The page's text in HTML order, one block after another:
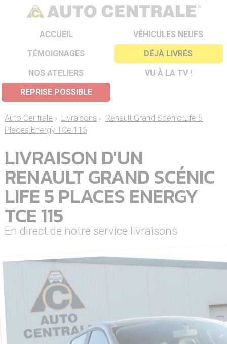
ACCUEIL
VÉHICULES NEUFS
TÉMOIGNAGES
DÉJÀ LIVRÉS
NOS ATELIERS
VU À LA TV !
REPRISE POSSIBLE
Auto Centrale › Livraisons › Renault Grand Scénic Life 5
Places Energy TCe 115
LIVRAISON D'UN
RENAULT GRAND SCÉNIC
LIFE 5 PLACES ENERGY
TCE 115
En direct de notre service livraisons